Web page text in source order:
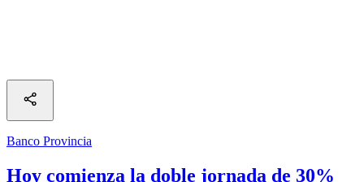
Banco Provincia
Hoy comienza la doble jornada de 30%